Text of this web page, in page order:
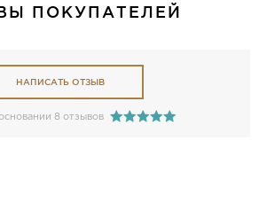
ПОКУПАТЕЛЕЙ
НАПИСАТЬ ОТЗЫВ
8 отзывов